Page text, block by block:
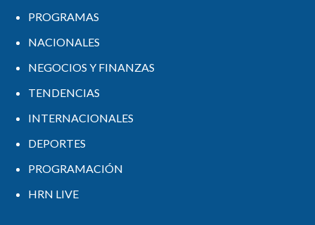
PROGRAMAS
NACIONALES
NEGOCIOS Y FINANZAS
TENDENCIAS
INTERNACIONALES
DEPORTES
PROGRAMACIÓN
HRN LIVE